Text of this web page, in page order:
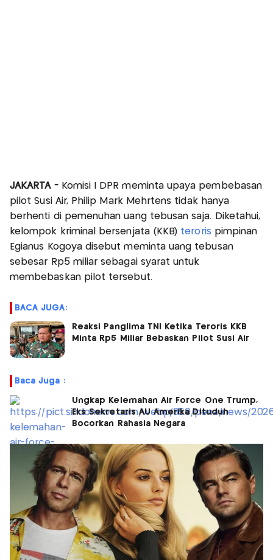
JAKARTA - Komisi I DPR meminta upaya pembebasan
pilot Susi Air, Philip Mark Mehrtens tidak hanya
berhenti di pemenuhan uang tebusan saja. Diketahui,
kelompok kriminal bersenjata (KKB) teroris pimpinan
Egianus Kogoya disebut meminta uang tebusan
sebesar Rp5 miliar sebagai syarat untuk
membebaskan pilot tersebut.
BACA JUGA:
Reaksi Panglima TNI Ketika Teroris KKB
Minta Rp5 Miliar Bebaskan Pilot Susi Air
Baca Juga :
Ungkap Kelemahan Air Force One Trump,
Eks Sekretaris AU Amerika Dituduh
Bocorkan Rahasia Negara